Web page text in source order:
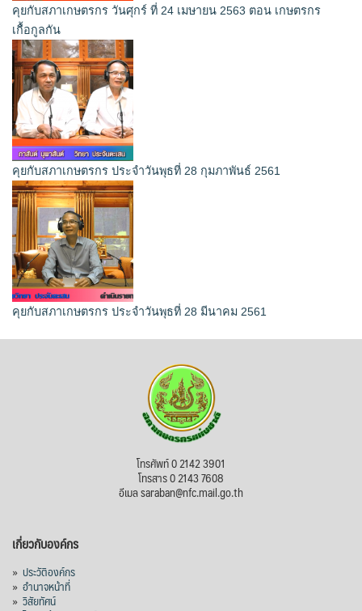
คุยกับสภาเกษตรกร วันศุกร์ ที่ 24 เมษายน 2563 ตอน เกษตรกร
เกื้อกูลกัน
คุยกับสภาเกษตรกร ประจำวันพุธที่ 28 กุมภาพันธ์ 2561
คุยกับสภาเกษตรกร ประจำวันพุธที่ 28 มีนาคม 2561
โทรศัพท์ 0 2142 3901
โทรสาร 0 2143 7608
อีเมล saraban@nfc.mail.go.th
เกี่ยวกับองค์กร
» ประวัติองค์กร
» อำนาจหน้าที่
» วิสัยทัศน์